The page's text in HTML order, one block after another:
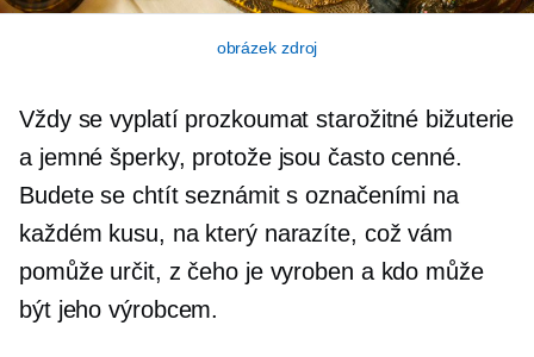
obrázek zdroj
Vždy se vyplatí prozkoumat starožitné bižuterie
a jemné šperky, protože jsou často cenné.
Budete se chtít seznámit s označeními na
každém kusu, na který narazíte, což vám
pomůže určit, z čeho je vyroben a kdo může
být jeho výrobcem.